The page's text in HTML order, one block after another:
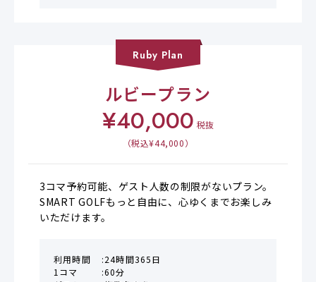
Ruby Plan
ルビープラン
¥40,000 税抜
（税込¥44,000）
3コマ予約可能、ゲスト人数の制限がないプラン。
SMART GOLFもっと自由に、心ゆくまでお楽しみ
いただけます。
利用時間
24時間365日
1コマ
60分